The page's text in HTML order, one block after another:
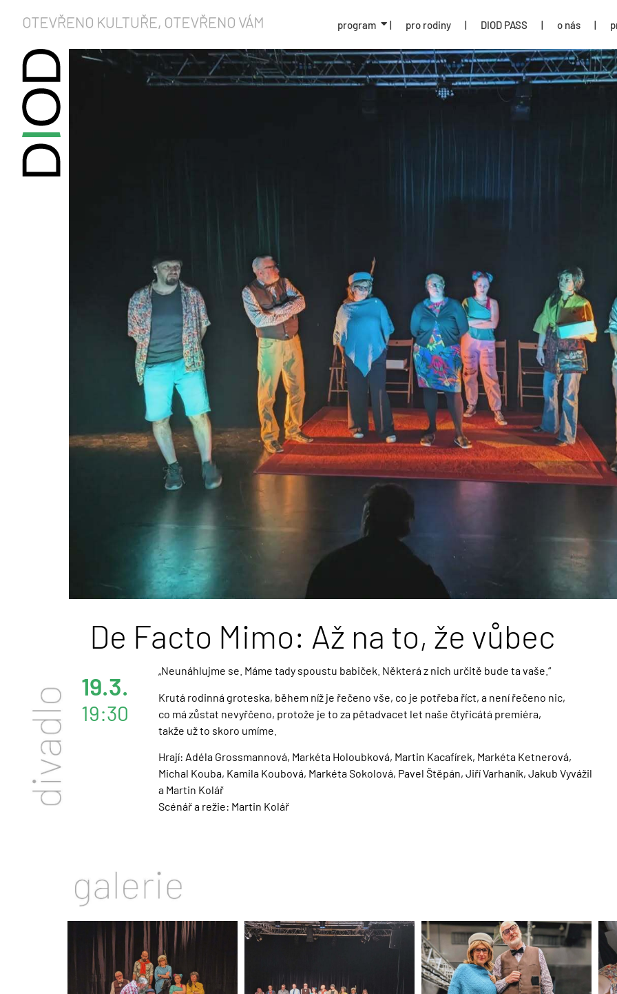
program | pro rodiny | DIOD PASS | o nás |
De Facto Mimo: Až na to, že vůbec
19.3.
19:30
„Neunáhlujme se. Máme tady spoustu babiček. Některá z nich určitě bude ta vaše.“
Krutá rodinná groteska, během níž je řečeno vše, co je potřeba říct, a není řečeno nic,
co má zůstat nevyřčeno, protože je to za pětadvacet let naše čtyřicátá premiéra,
takže už to skoro umíme.
Hrají: Adéla Grossmannová, Markéta Holoubková, Martin Kacafírek, Markéta Ketnerová,
Michal Kouba, Kamila Koubová, Markéta Sokolová, Pavel Štěpán, Jiří Varhaník, Jakub Vyvážil
a Martin Kolář
Scénář a režie: Martin Kolář